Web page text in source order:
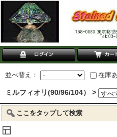
並べ替え： 在庫
ミルフィオリ(90/96/104） >
ここをタップして検索